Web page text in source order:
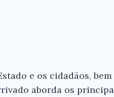
e os cidadãos, bem
aborda os